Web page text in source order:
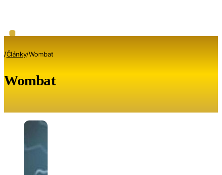
/Články/Wombat
Wombat